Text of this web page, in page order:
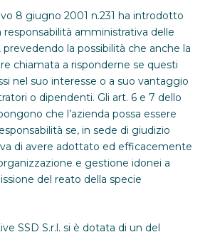
8 giugno 2001 n.231 ha introdotto
responsabilità amministrativa delle
la possibilità che anche la
chiamata a risponderne se questi
nel suo interesse o a suo vantaggio
o dipendenti. Gli art. 6 e 7 dello
che l’azienda possa essere
se, in sede di giudizio
di avere adottato ed efficacemente
e gestione idonei a
del reato della specie
SSD S.r.l. si è dotata di un del